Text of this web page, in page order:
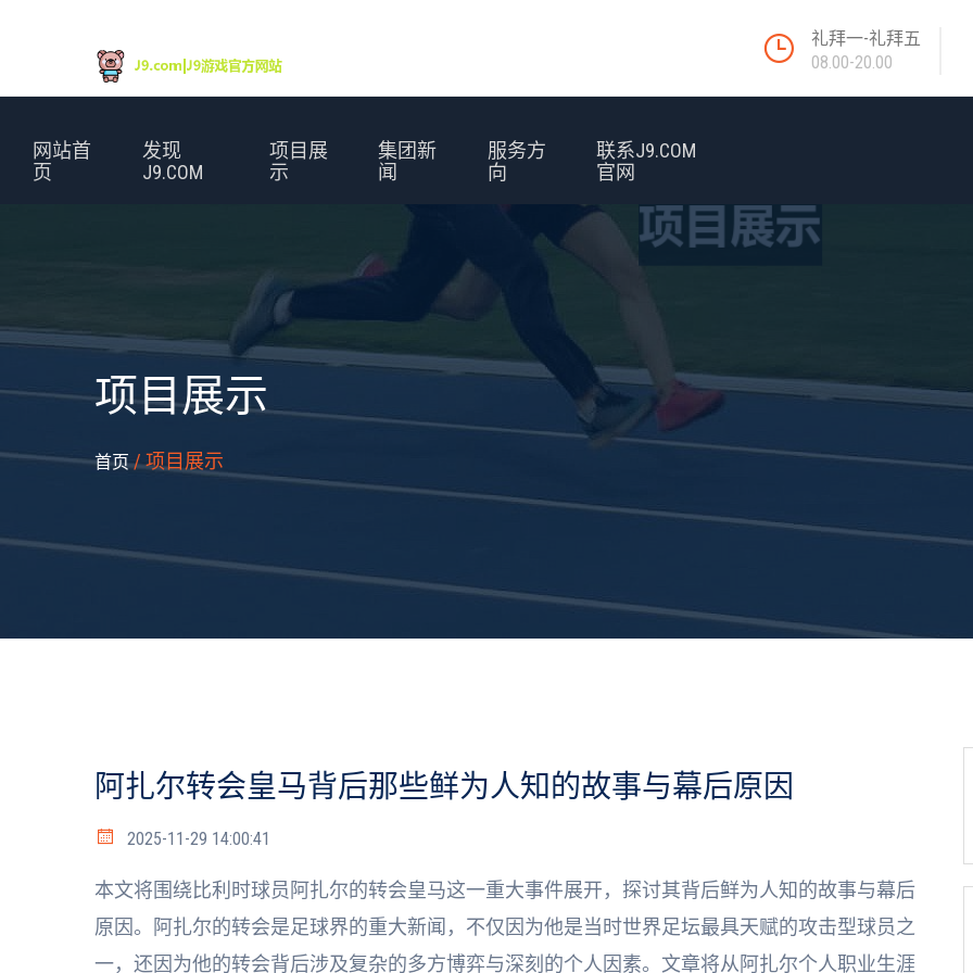
礼拜一-礼拜五
08.00-20.00
网站首
页
发现
J9.COM
项目展
示
集团新
闻
服务方
向
联系J9.COM
官网
项目展示
首页/ 项目展示
阿扎尔转会皇马背后那些鲜为人知的故事与幕后原因
2025-11-29 14:00:41
本文将围绕比利时球员阿扎尔的转会皇马这一重大事件展开，探讨其背后鲜为人知的故事与幕后
原因。阿扎尔的转会是足球界的重大新闻，不仅因为他是当时世界足坛最具天赋的攻击型球员之
一，还因为他的转会背后涉及复杂的多方博弈与深刻的个人因素。文章将从阿扎尔个人职业生涯